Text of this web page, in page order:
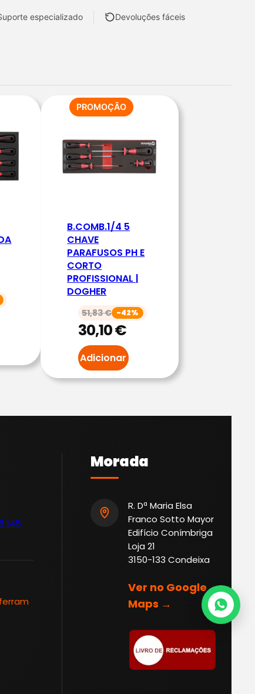
especializado Devoluções fáceis
PROMOÇÃOPRODUTO
EM
B.COMB.1/4 5
CHAVE
PARAFUSOS PH E
CORTO
PROFISSIONAL |
DOGHER
51,83€ -42%
30,10€
Adicionar
145
Morada
R. Dª Maria Elsa
Franco Sotto Mayor
Edifício Conímbriga
Loja 21
3150-133 Condeixa
Ver no Google
Maps →